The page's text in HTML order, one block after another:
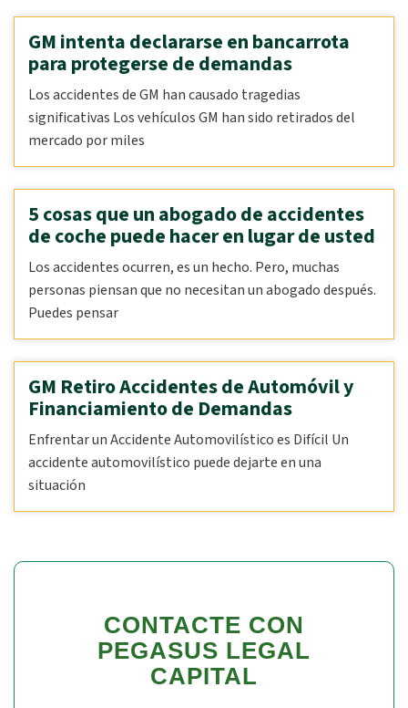
GM intenta declararse en bancarrota
para protegerse de demandas
Los accidentes de GM han causado tragedias
significativas Los vehículos GM han sido retirados del
mercado por miles
5 cosas que un abogado de accidentes
de coche puede hacer en lugar de usted
Los accidentes ocurren, es un hecho. Pero, muchas
personas piensan que no necesitan un abogado después.
Puedes pensar
GM Retiro Accidentes de Automóvil y
Financiamiento de Demandas
Enfrentar un Accidente Automovilístico es Difícil Un
accidente automovilístico puede dejarte en una
situación
CONTACTE CON
PEGASUS LEGAL
CAPITAL